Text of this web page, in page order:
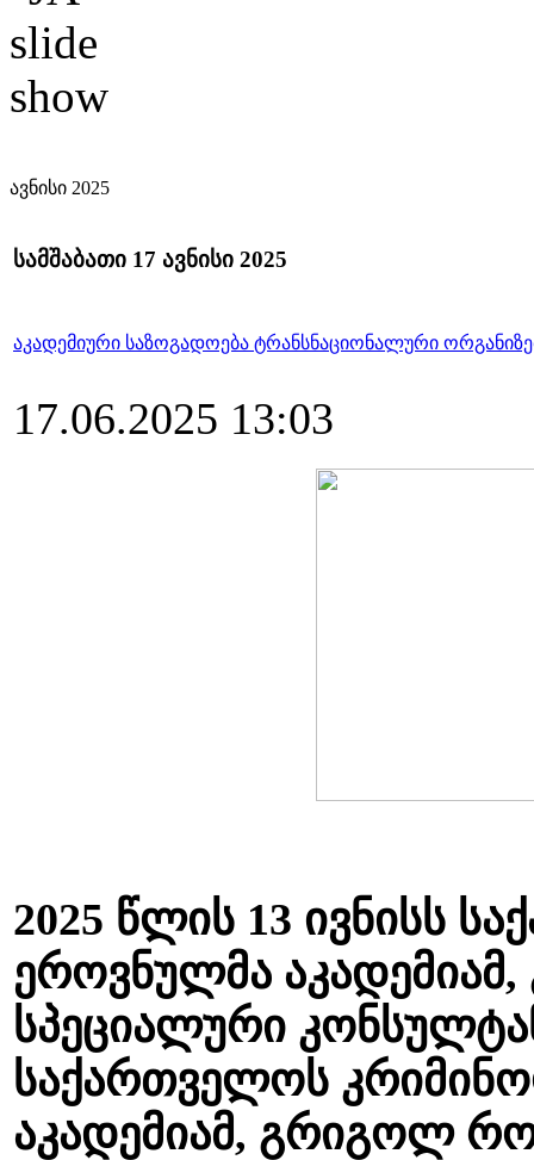
ავნისი 2025
სამშაბათი 17 ავნისი 2025
აკადემიური საზოგადოება ტრანსნაციონალური
17.06.2025 13:03
2025 წლის 13 ივნისს
ეროვნულმა აკადემიამ,
სპეციალური
საქართველოს
აკადემიამ, გრიგოლ